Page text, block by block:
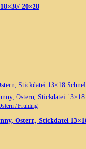
20×28
/ Frühling
Ostern, Stickdatei